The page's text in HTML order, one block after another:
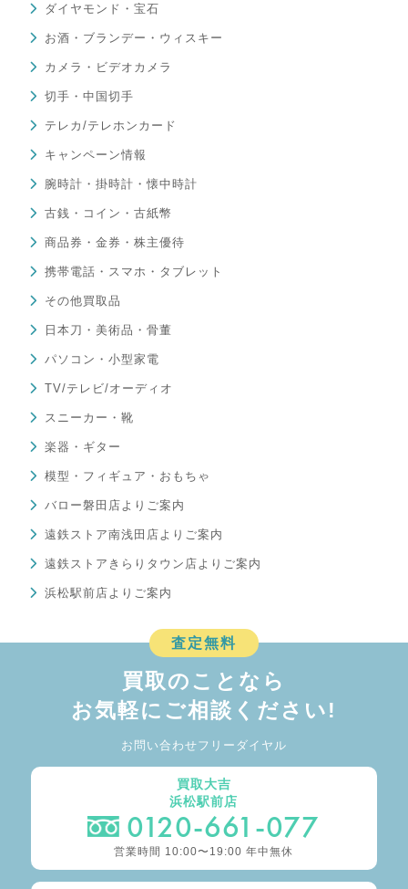
ダイヤモンド・宝石
お酒・ブランデー・ウィスキー
カメラ・ビデオカメラ
切手・中国切手
テレカ/テレホンカード
キャンペーン情報
腕時計・掛時計・懐中時計
古銭・コイン・古紙幣
商品券・金券・株主優待
携帯電話・スマホ・タブレット
その他買取品
日本刀・美術品・骨董
パソコン・小型家電
TV/テレビ/オーディオ
スニーカー・靴
楽器・ギター
模型・フィギュア・おもちゃ
バロー磐田店よりご案内
遠鉄ストア南浅田店よりご案内
遠鉄ストアきらりタウン店よりご案内
浜松駅前店よりご案内
査定無料
買取のことなら
お気軽にご相談ください!
お問い合わせフリーダイヤル
買取大吉
浜松駅前店
0120-661-077
営業時間 10:00〜19:00 年中無休